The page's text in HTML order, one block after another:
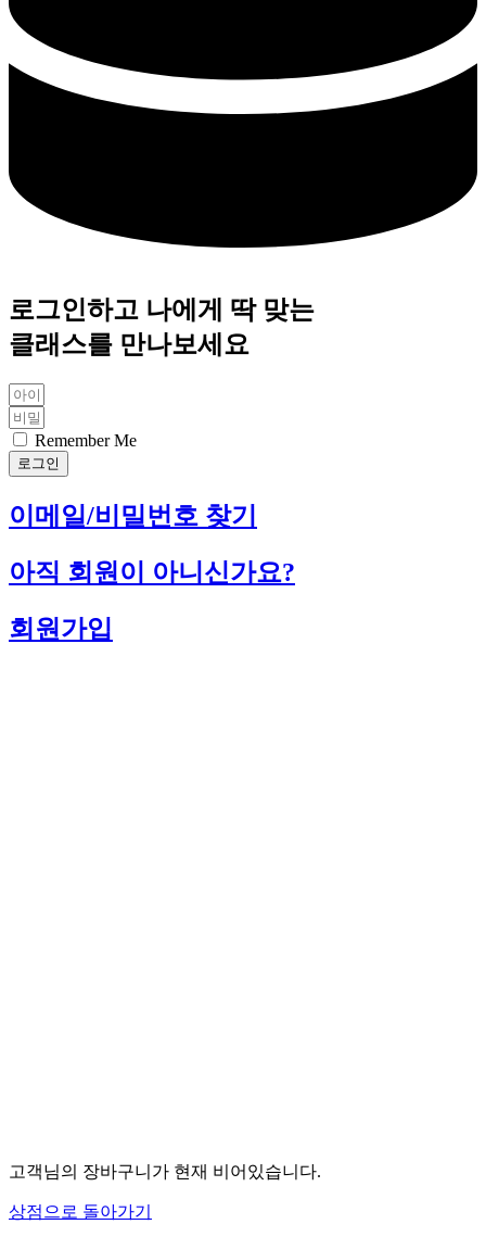
로그인하고 나에게 딱 맞는
클래스를 만나보세요
Remember Me
로그인
이메일/비밀번호 찾기
아직 회원이 아니신가요?
회원가입
고객님의 장바구니가 현재 비어있습니다.
상점으로 돌아가기